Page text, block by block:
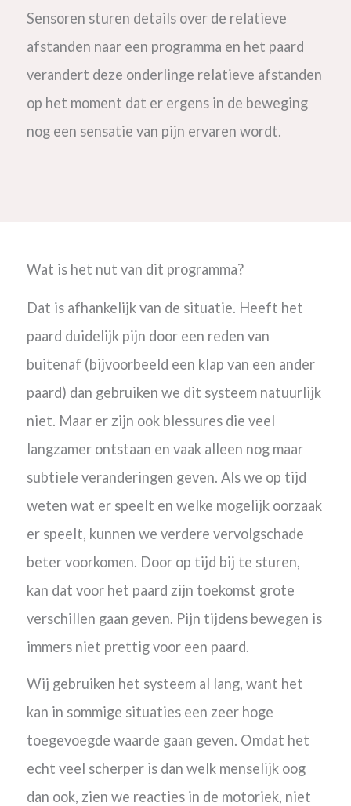
Sensoren sturen details over de relatieve
afstanden naar een programma en het paard
verandert deze onderlinge relatieve afstanden
op het moment dat er ergens in de beweging
nog een sensatie van pijn ervaren wordt.
Wat is het nut van dit programma?
Dat is afhankelijk van de situatie. Heeft het
paard duidelijk pijn door een reden van
buitenaf (bijvoorbeeld een klap van een ander
paard) dan gebruiken we dit systeem natuurlijk
niet. Maar er zijn ook blessures die veel
langzamer ontstaan en vaak alleen nog maar
subtiele veranderingen geven. Als we op tijd
weten wat er speelt en welke mogelijk oorzaak
er speelt, kunnen we verdere vervolgschade
beter voorkomen. Door op tijd bij te sturen,
kan dat voor het paard zijn toekomst grote
verschillen gaan geven. Pijn tijdens bewegen is
immers niet prettig voor een paard.
Wij gebruiken het systeem al lang, want het
kan in sommige situaties een zeer hoge
toegevoegde waarde gaan geven. Omdat het
echt veel scherper is dan welk menselijk oog
dan ook, zien we reacties in de motoriek, niet